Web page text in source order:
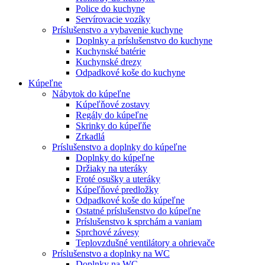
Police do kuchyne
Servírovacie vozíky
Príslušenstvo a vybavenie kuchyne
Doplnky a príslušenstvo do kuchyne
Kuchynské batérie
Kuchynské drezy
Odpadkové koše do kuchyne
Kúpeľne
Nábytok do kúpeľne
Kúpeľňové zostavy
Regály do kúpeľne
Skrinky do kúpeľňe
Zrkadlá
Príslušenstvo a doplnky do kúpeľne
Doplnky do kúpeľne
Držiaky na uteráky
Froté osušky a uteráky
Kúpeľňové predložky
Odpadkové koše do kúpeľne
Ostatné príslušenstvo do kúpeľne
Príslušenstvo k sprchám a vaniam
Sprchové závesy
Teplovzdušné ventilátory a ohrievače
Príslušenstvo a doplnky na WC